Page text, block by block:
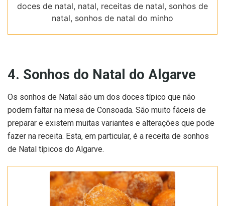
doces de natal, natal, receitas de natal, sonhos de
natal, sonhos de natal do minho
4. Sonhos do Natal do Algarve
Os sonhos de Natal são um dos doces típico que não
podem faltar na mesa de Consoada. São muito fáceis de
preparar e existem muitas variantes e alterações que pode
fazer na receita. Esta, em particular, é a receita de sonhos
de Natal típicos do Algarve.